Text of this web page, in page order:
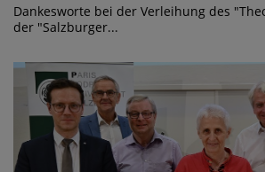
Dankesworte bei der Verleihung des
der "Salzburger...